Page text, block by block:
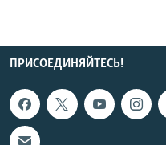
ПРИСОЕДИНЯЙТЕСЬ!